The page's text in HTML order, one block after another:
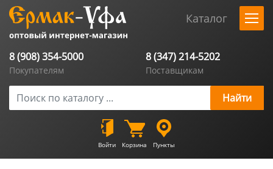
Каталог
8 (908) 354-5000
Покупателям
8 (347) 214-5202
Поставщикам
Войти Корзина Пункты